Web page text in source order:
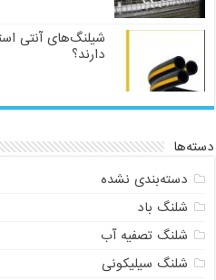
شیلنگ‌های آنتی
دارند؟
دسته‌ها
دسته‌بندی نشده
شلنگ باد
شلنگ تصفیه آب
شلنگ سیلیکونی